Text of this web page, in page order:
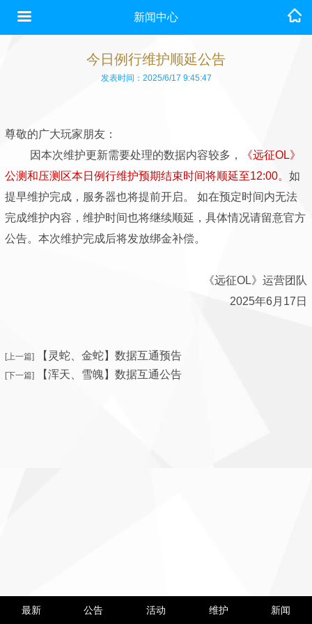
新闻中心
今日例行维护顺延公告
发表时间：2025/6/17 9:45:47
尊敬的广大玩家朋友：
因本次维护更新需要处理的数据内容较多，
《远征OL》
公测和压测区本日例行维护预期结束时间将顺延至12:00。 如
提早维护完成，服务器也将提前开启。 如在预定时间内无法
完成维护内容，维护时间也将继续顺延，具体情况请留意官方
公告。本次维护完成后将发放绑金补偿。
《远征OL》运营团队
2025年6月17日
[上一篇] 【灵蛇、金蛇】数据互通预告
[下一篇] 【浑天、雪魄】数据互通公告
最新 公告 活动 维护 新闻